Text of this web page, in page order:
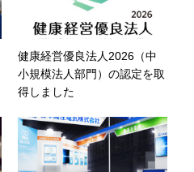
健康経営優良法人2026（中
小規模法人部門）の認定を取
得しました